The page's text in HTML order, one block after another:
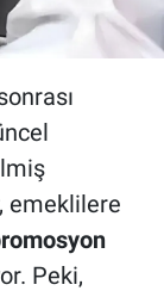
emeklilere
Peki,